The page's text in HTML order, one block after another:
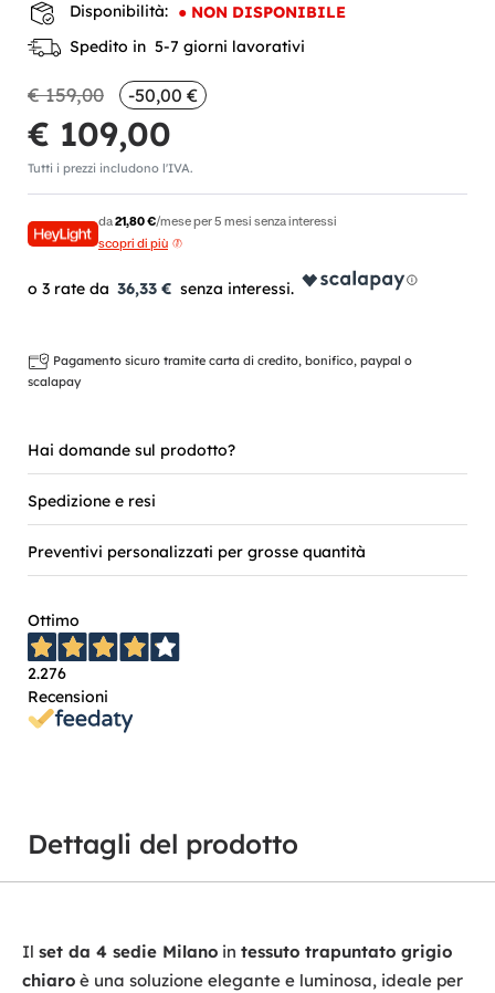
Disponibilità: ● NON DISPONIBILE
Spedito in 5-7 giorni lavorativi
€ 159,00 -50,00 €
€ 109,00
Tutti i prezzi includono l'IVA.
da21,80 €/mese per 5 mesi senza interessi
scopri di più
36,33 €
Pagamento sicuro tramite carta di credito, bonifico, paypal o
scalapay
Hai domande sul prodotto?
Spedizione e resi
Preventivi personalizzati per grosse quantità
Ottimo
2.276
Recensioni
Dettagli del prodotto
Il set da 4 sedie Milano in tessuto trapuntato grigio
chiaro è una soluzione elegante e luminosa, ideale per